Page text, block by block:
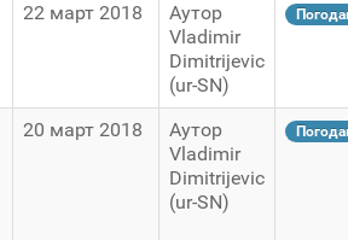
22 март 2018
Аутор
Vladimir
Dimitrijevic
(ur-SN)
20 март 2018
Аутор
Vladimir
Dimitrijevic
(ur-SN)